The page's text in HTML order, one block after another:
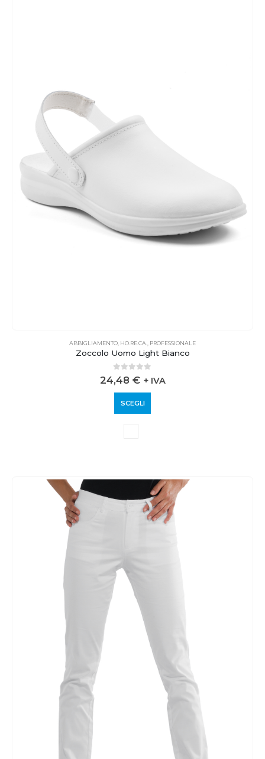
ABBIGLIAMENTO, HO.RE.CA., PROFESSIONALE
Zoccolo Uomo Light Bianco
out of 5
24,48 € + IVA
SCEGLI